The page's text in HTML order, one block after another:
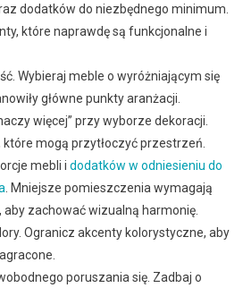
dodatków do niezbędnego minimum.
które naprawdę są funkcjonalne i
Wybieraj meble o wyróżniającym się
główne punkty aranżacji.
więcej” przy wyborze dekoracji.
mogą przytłoczyć przestrzeń.
mebli i dodatków w odniesieniu do
. Mniejsze pomieszczenia wymagają
zachować wizualną harmonię.
Ogranicz akcenty kolorystyczne, aby
poruszania się. Zadbaj o